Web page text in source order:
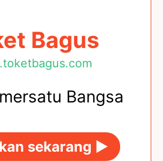
Bagus
Bangsa
sekarang ►